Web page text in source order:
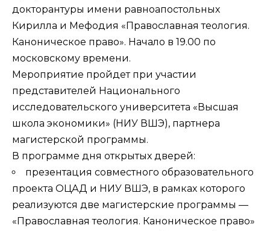
докторантуры имени равноапостольных
Кирилла и Мефодия «Православная теология.
Каноническое право». Начало в 19.00 по
московскому времени.
Мероприятие пройдет при участии
представителей Национального
исследовательского университета «Высшая
школа экономики» (НИУ ВШЭ), партнера
магистерской программы.
В программе дня открытых дверей:
презентация совместного образовательного
проекта ОЦАД и НИУ ВШЭ, в рамках которого
реализуются две магистерские программы —
«Православная теология. Каноническое право»